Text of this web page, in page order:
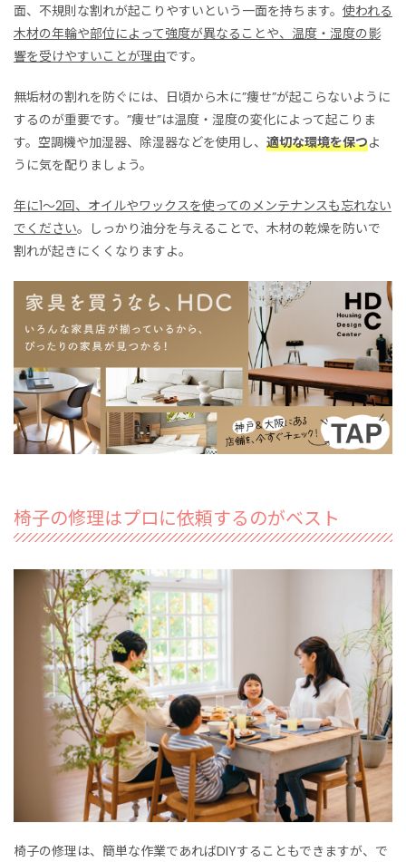
面、不規則な割れが起こりやすいという一面を持ちます。 使われる
木材の年輪や部位によって強度が異なることや、温度・湿度の影
響を受けやすいことが理由です。
無垢材の割れを防ぐには、日頃から木に”痩せ”が起こらないように
するのが重要です。”痩せ”は温度・湿度の変化によって起こりま
す。空調機や加湿器、除湿器などを使用し、 適切な環境を保つよ
うに気を配りましょう。
年に1～2回、オイルやワックスを使ってのメンテナンスも忘れない
でください。しっかり油分を与えることで、木材の乾燥を防いで
割れが起きにくくなりますよ。
椅子の修理はプロに依頼するのがベスト
椅子の修理は、簡単な作業であればDIYすることもできますが、で